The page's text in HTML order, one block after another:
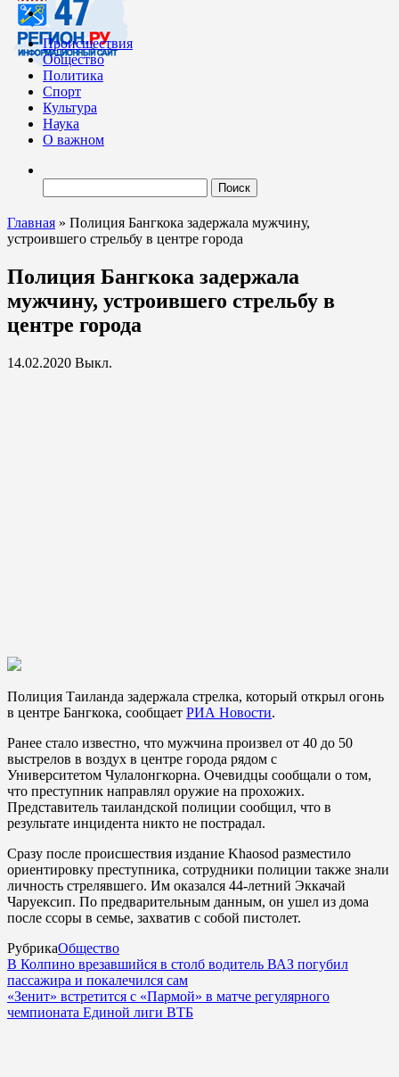
Происшествия
Общество
Политика
Спорт
Культура
Наука
О важном
Главная » Полиция Бангкока задержала мужчину,
устроившего стрельбу в центре города
Полиция Бангкока задержала
мужчину, устроившего стрельбу в
центре города
14.02.2020 Выкл.
Полиция Таиланда задержала стрелка, который открыл огонь
в центре Бангкока, сообщает РИА Новости.
Ранее стало известно, что мужчина произвел от 40 до 50
выстрелов в воздух в центре города рядом с
Университетом Чулалонгкорна. Очевидцы сообщали о том,
что преступник направлял оружие на прохожих.
Представитель таиландской полиции сообщил, что в
результате инцидента никто не пострадал.
Сразу после происшествия издание Khaosod разместило
ориентировку преступника, сотрудники полиции также знали
личность стрелявшего. Им оказался 44-летний Эккачай
Чаруексип. По предварительным данным, он ушел из дома
после ссоры в семье, захватив с собой пистолет.
РубрикаОбщество
В Колпино врезавшийся в столб водитель ВАЗ погубил
пассажира и покалечился сам
«Зенит» встретится с «Пармой» в матче регулярного
чемпионата Единой лиги ВТБ